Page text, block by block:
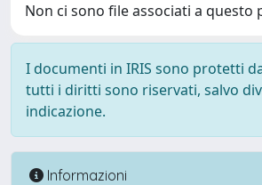
Non ci sono file associati a questo
I documenti in IRIS sono protetti
tutti i diritti sono riservati, salvo
indicazione.
Informazioni